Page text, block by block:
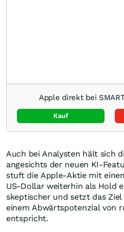
Apple direkt bei
Kauf
Auch bei Analysten hält sich
angesichts der neuen KI-
stuft die Apple-Aktie mit
US-Dollar weiterhin als Hold
skeptischer und setzt das
einem Abwärtspotenzial von
entspricht.